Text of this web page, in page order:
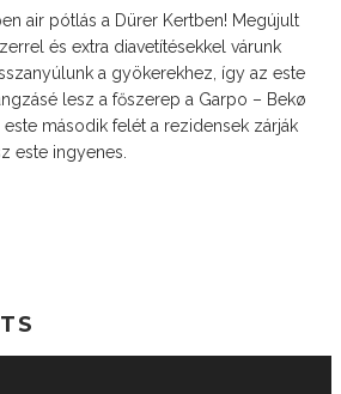
air pótlás a Dürer Kertben! Megújult
és extra diavetítésekkel várunk
a gyökerekhez, így az este
lesz a főszerep a Garpo – Bekø
második felét a rezidensek zárják
este ingyenes.